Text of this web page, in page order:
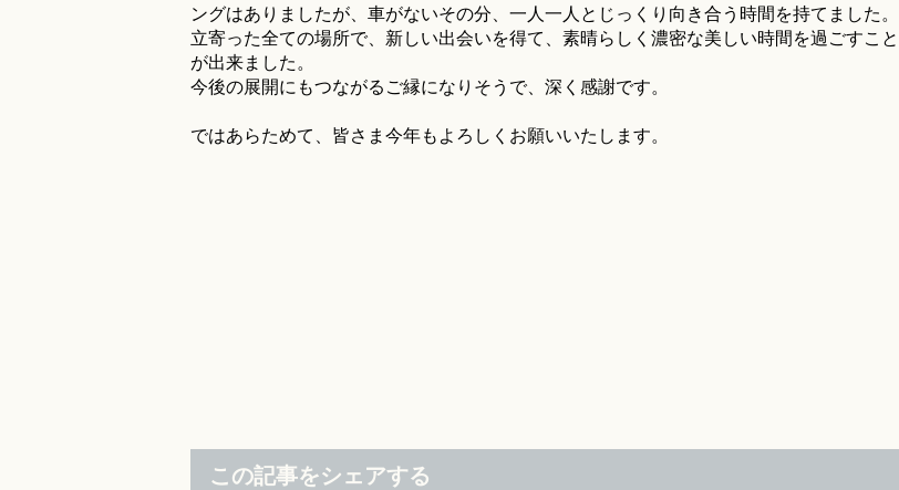
ングはありましたが、車がないその分、一人一人とじっくり向き合う時間を持てました。
立寄った全ての場所で、新しい出会いを得て、素晴らしく濃密な美しい時間を過ごすこと
が出来ました。
今後の展開にもつながるご縁になりそうで、深く感謝です。
ではあらためて、皆さま今年もよろしくお願いいたします。
この記事をシェアする